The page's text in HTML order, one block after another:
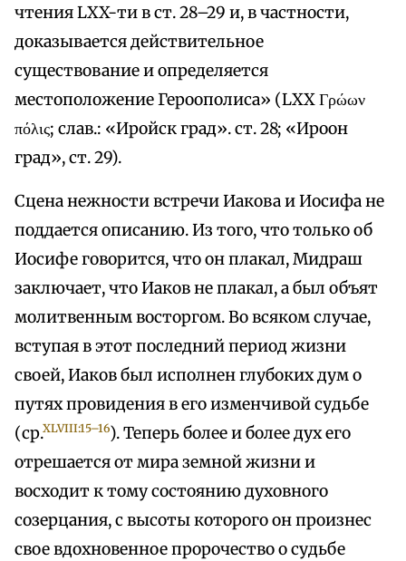
чтения LXX-ти в ст. 28–29 и, в частности,
доказывается действительное
существование и определяется
местоположение Героополиса» (LXX Γρώων
πόλις; слав.: «Иройск град». ст. 28; «Ироон
град», ст. 29).
Сцена нежности встречи Иакова и Иосифа не
поддается описанию. Из того, что только об
Иосифе говорится, что он плакал, Мидраш
заключает, что Иаков не плакал, а был объят
молитвенным восторгом. Во всяком случае,
вступая в этот последний период жизни
своей, Иаков был исполнен глубоких дум о
путях провидения в его изменчивой судьбе
(ср.XLVIII:15–16). Теперь более и более дух его
отрешается от мира земной жизни и
восходит к тому состоянию духовного
созерцания, с высоты которого он произнес
свое вдохновенное пророчество о судьбе